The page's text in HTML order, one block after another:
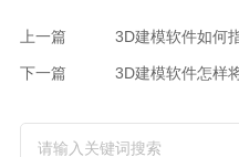
上一篇 3D建模软件如何
下一篇